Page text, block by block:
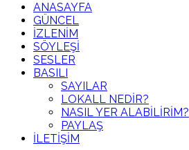
ANASAYFA
GÜNCEL
İZLENİM
SÖYLEŞİ
SESLER
BASILI
SAYILAR
LOKALL NEDİR?
NASIL YER ALABİLİRİM?
PAYLAŞ
İLETİŞİM